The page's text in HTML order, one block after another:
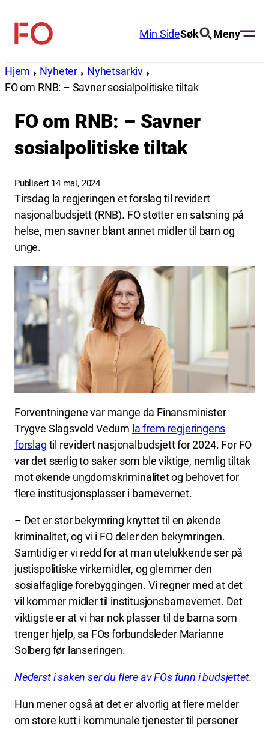
innhold
FO
Min SideSøk Meny
Hjem Nyheter
Nyhetsarkiv
FO om RNB: – Savner sosialpolitiske tiltak
FO om RNB: – Savner
sosialpolitiske tiltak
Publisert 14 mai, 2024
Tirsdag la regjeringen et forslag til revidert
nasjonalbudsjett (RNB). FO støtter en satsning på
helse, men savner blant annet midler til barn og
unge.
Forventningene var mange da Finansminister
Trygve Slagsvold Vedum la frem regjeringens
forslag til revidert nasjonalbudsjett for 2024. For FO
var det særlig to saker som ble viktige, nemlig tiltak
mot økende ungdomskriminalitet og behovet for
flere institusjonsplasser i barnevernet.
– Det er stor bekymring knyttet til en økende
kriminalitet, og vi i FO deler den bekymringen.
Samtidig er vi redd for at man utelukkende ser på
justispolitiske virkemidler, og glemmer den
sosialfaglige forebyggingen. Vi regner med at det
vil kommer midler til institusjonsbarnevernet. Det
viktigste er at vi har nok plasser til de barna som
trenger hjelp, sa FOs forbundsleder Marianne
Solberg før lanseringen.
Nederst i saken ser du flere av FOs funn i budsjettet.
Hun mener også at det er alvorlig at flere melder
om store kutt i kommunale tjenester til personer